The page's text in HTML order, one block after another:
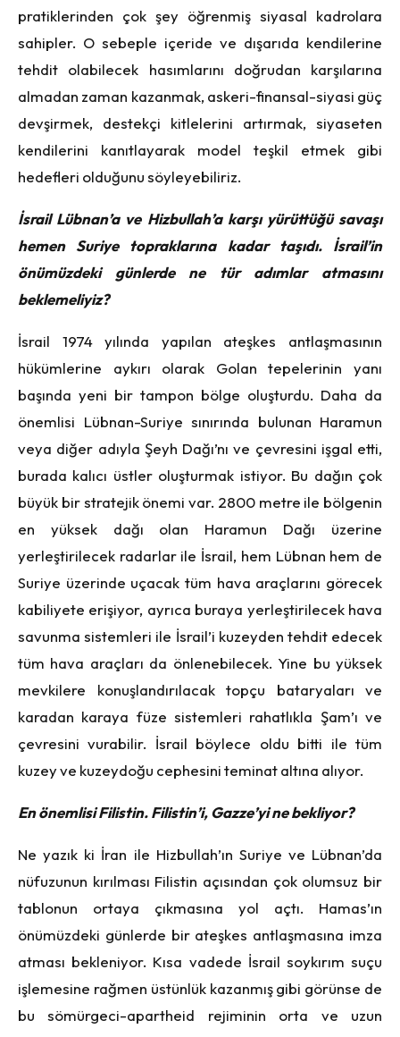
pratiklerinden çok şey öğrenmiş siyasal kadrolara
sahipler. O sebeple içeride ve dışarıda kendilerine
tehdit olabilecek hasımlarını doğrudan karşılarına
almadan zaman kazanmak, askeri-finansal-siyasi güç
devşirmek, destekçi kitlelerini artırmak, siyaseten
kendilerini kanıtlayarak model teşkil etmek gibi
hedefleri olduğunu söyleyebiliriz.
İsrail Lübnan’a ve Hizbullah’a karşı yürüttüğü savaşı
hemen Suriye topraklarına kadar taşıdı. İsrail’in
önümüzdeki günlerde ne tür adımlar atmasını
beklemeliyiz?
İsrail 1974 yılında yapılan ateşkes antlaşmasının
hükümlerine aykırı olarak Golan tepelerinin yanı
başında yeni bir tampon bölge oluşturdu. Daha da
önemlisi Lübnan-Suriye sınırında bulunan Haramun
veya diğer adıyla Şeyh Dağı’nı ve çevresini işgal etti,
burada kalıcı üstler oluşturmak istiyor. Bu dağın çok
büyük bir stratejik önemi var. 2800 metre ile bölgenin
en yüksek dağı olan Haramun Dağı üzerine
yerleştirilecek radarlar ile İsrail, hem Lübnan hem de
Suriye üzerinde uçacak tüm hava araçlarını görecek
kabiliyete erişiyor, ayrıca buraya yerleştirilecek hava
savunma sistemleri ile İsrail’i kuzeyden tehdit edecek
tüm hava araçları da önlenebilecek. Yine bu yüksek
mevkilere konuşlandırılacak topçu bataryaları ve
karadan karaya füze sistemleri rahatlıkla Şam’ı ve
çevresini vurabilir. İsrail böylece oldu bitti ile tüm
kuzey ve kuzeydoğu cephesini teminat altına alıyor.
En önemlisi Filistin. Filistin’i, Gazze’yi ne bekliyor?
Ne yazık ki İran ile Hizbullah’ın Suriye ve Lübnan’da
nüfuzunun kırılması Filistin açısından çok olumsuz bir
tablonun ortaya çıkmasına yol açtı. Hamas’ın
önümüzdeki günlerde bir ateşkes antlaşmasına imza
atması bekleniyor. Kısa vadede İsrail soykırım suçu
işlemesine rağmen üstünlük kazanmış gibi görünse de
bu sömürgeci-apartheid rejiminin orta ve uzun